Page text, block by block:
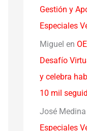
Gestión y
Especiales
Miguel en
Desafío
y celebra
10 mil
José Medina
Especiales